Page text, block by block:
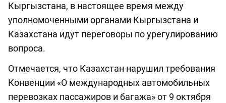
Кыргызстана, в настоящее время между
уполномоченными органами Кыргызстана и
Казахстана идут переговоры по урегулированию
вопроса.
Отмечается, что Казахстан нарушил требования
Конвенции «О международных автомобильных
перевозках пассажиров и багажа» от 9 октября